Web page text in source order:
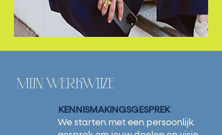
MIJN WERKWIJZE
KENNISMAKINGSGESPREK
We starten met een persoonlijk